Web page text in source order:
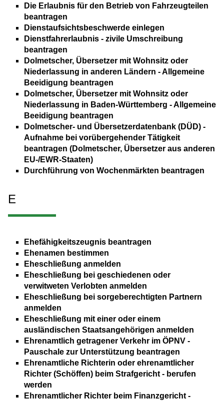
Die Erlaubnis für den Betrieb von Fahrzeugteilen
beantragen
Dienstaufsichtsbeschwerde einlegen
Dienstfahrerlaubnis - zivile Umschreibung
beantragen
Dolmetscher, Übersetzer mit Wohnsitz oder
Niederlassung in anderen Ländern - Allgemeine
Beeidigung beantragen
Dolmetscher, Übersetzer mit Wohnsitz oder
Niederlassung in Baden-Württemberg - Allgemeine
Beeidigung beantragen
Dolmetscher- und Übersetzerdatenbank (DÜD) -
Aufnahme bei vorübergehender Tätigkeit
beantragen (Dolmetscher, Übersetzer aus anderen
EU-/EWR-Staaten)
Durchführung von Wochenmärkten beantragen
E
Ehefähigkeitszeugnis beantragen
Ehenamen bestimmen
Eheschließung anmelden
Eheschließung bei geschiedenen oder
verwitweten Verlobten anmelden
Eheschließung bei sorgeberechtigten Partnern
anmelden
Eheschließung mit einer oder einem
ausländischen Staatsangehörigen anmelden
Ehrenamtlich getragener Verkehr im ÖPNV -
Pauschale zur Unterstützung beantragen
Ehrenamtliche Richterin oder ehrenamtlicher
Richter (Schöffen) beim Strafgericht - berufen
werden
Ehrenamtlicher Richter beim Finanzgericht -